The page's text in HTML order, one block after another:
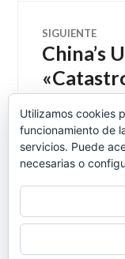
SIGUIENTE
Entrada
siguiente:
China’s
The
Million,
Than
Utilizamos cookies
funcionamiento de
servicios. Puede
necesarias o